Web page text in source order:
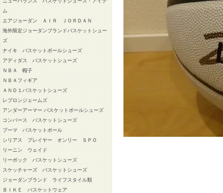
ム
エアジョーダン ＡＩＲ ＪＯＲＤＡＮ
海外限定ジョーダンブランドバスケットシュー
ズ
ナイキ バスケットボールシューズ
アディダス バスケットシューズ
ＮＢＡ 帽子
ＮＢＡフィギア
ＡＮＤ１バスケットシューズ
レブロンジェームズ
アンダーアーマー バスケットボールシューズ
コンバース バスケットシューズ
プーマ バスケットボール
シリアス プレイヤー オンリー ＳＰＯ
リーニン ウェイド
リーボック バスケットシューズ
スケッチャーズ バスケットシューズ
ジョーダンブランド ライフスタイル類
ＢＩＫＥ バスケットウェア